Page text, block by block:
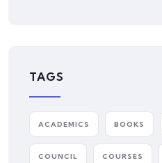
TAGS
ACADEMICS BOOKS
COUNCIL COURSES